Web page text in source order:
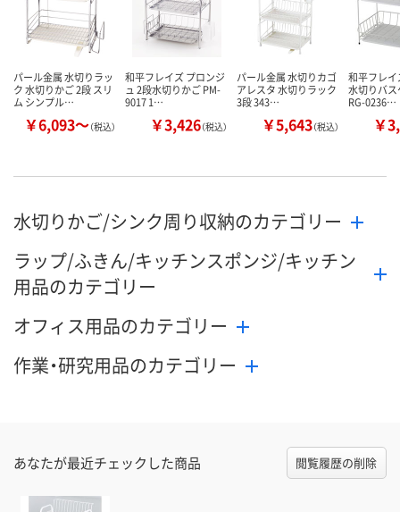
パール金属 水切りラッ
ク 水切りかご 2段 スリ
ム シンプル…
￥6,093～（税込）
和平フレイズ プロンジ
ュ 2段水切りかご PM-
9017 1…
￥3,426（税込）
パール金属 水切りカゴ
アレスタ 水切りラック
3段 343…
￥5,643（税込）
和平フレ
水切りバ
RG-0236…
￥
水切りかご/シンク周り収納のカテゴリー
ラップ/ふきん/キッチンスポンジ/キッチン
用品のカテゴリー
オフィス用品のカテゴリー
作業・研究用品のカテゴリー
あなたが最近チェックした商品 閲覧履歴の削除